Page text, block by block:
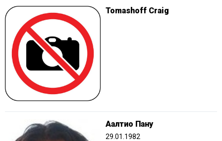
Tomashoff Craig
Аалтио Пану
29.01.1982